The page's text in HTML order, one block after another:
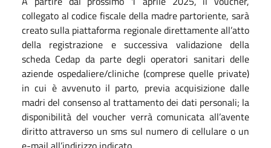
collegato al codice fiscale della madre partoriente, sarà
creato sulla piattaforma regionale direttamente all’atto
della registrazione e successiva validazione della
scheda Cedap da parte degli operatori sanitari delle
aziende ospedaliere/cliniche (comprese quelle private)
in cui è avvenuto il parto, previa acquisizione dalle
madri del consenso al trattamento dei dati personali; la
disponibilità del voucher verrà comunicata all’avente
diritto attraverso un sms sul numero di cellulare o un